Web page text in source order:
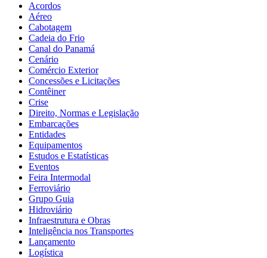
Acordos
Aéreo
Cabotagem
Cadeia do Frio
Canal do Panamá
Cenário
Comércio Exterior
Concessões e Licitações
Contêiner
Crise
Direito, Normas e Legislação
Embarcações
Entidades
Equipamentos
Estudos e Estatísticas
Eventos
Feira Intermodal
Ferroviário
Grupo Guia
Hidroviário
Infraestrutura e Obras
Inteligência nos Transportes
Lançamento
Logística